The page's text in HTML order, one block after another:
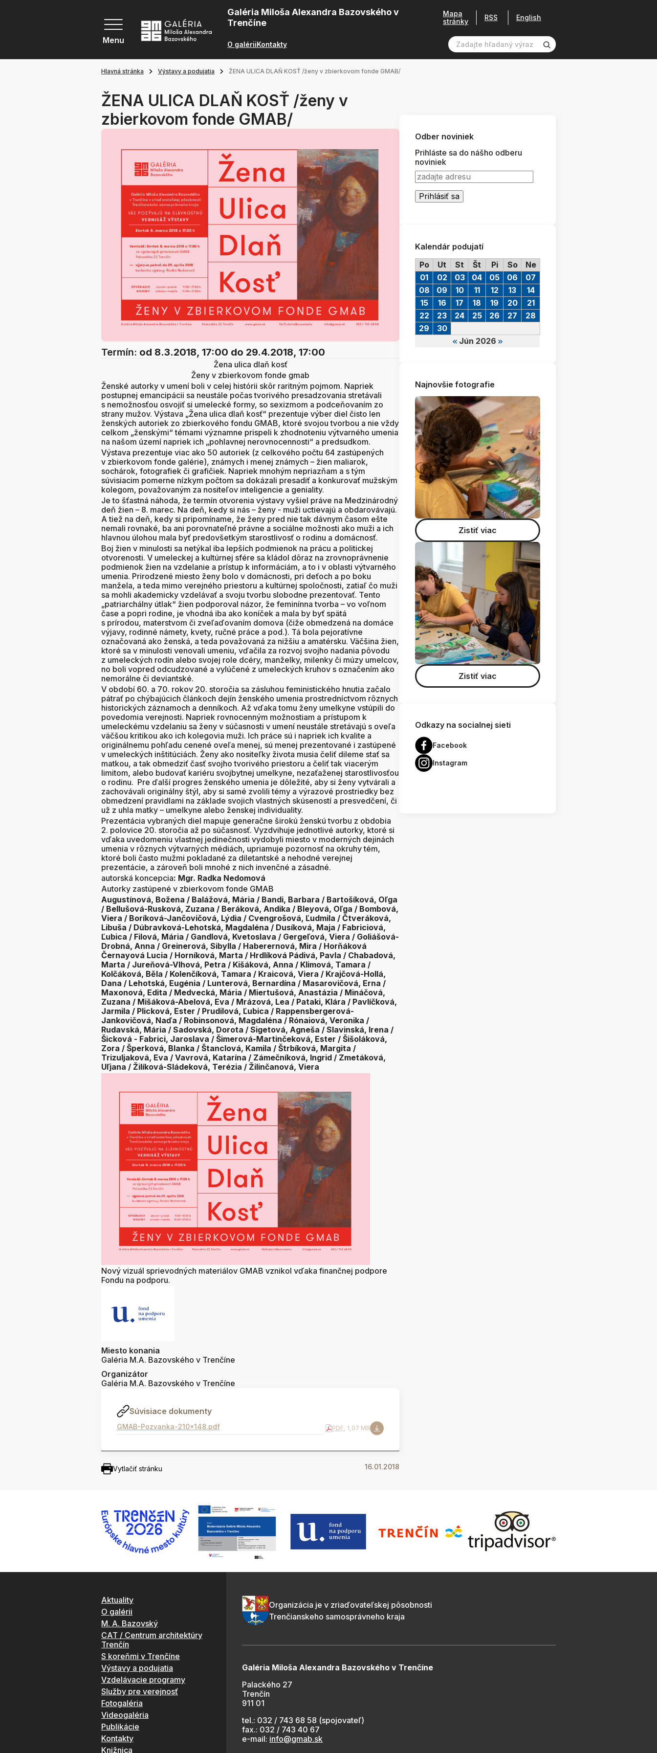
Menu
Galéria Miloša Alexandra Bazovského v
Trenčíne
O galériiKontakty
Mapa
stránky
RSS English
Hlavná stránka Výstavy a podujatia ŽENA ULICA DLAŇ KOSŤ /ženy v zbierkovom fonde GMAB/
ŽENA ULICA DLAŇ KOSŤ /ženy v
zbierkovom fonde GMAB/
Termín: od 8.3.2018, 17:00 do 29.4.2018, 17:00
Žena ulica dlaň kosť
Ženy v zbierkovom fonde gmab
Ženské autorky v umení boli v celej histórii skôr raritným pojmom. Napriek
postupnej emancipácii sa neustále počas tvorivého presadzovania stretávali
s nemožnosťou osvojiť si umelecké formy, so sexizmom a podceňovaním zo
strany mužov. Výstava „Žena ulica dlaň kosť“ prezentuje výber diel čisto len
ženských autoriek zo zbierkového fondu GMAB, ktoré svojou tvorbou a nie vždy
celkom „ženskými“ témami významne prispeli k zhodnoteniu výtvarného umenia
na našom území napriek ich „pohlavnej nerovnocennosti“ a predsudkom.
Výstava prezentuje viac ako 50 autoriek (z celkového počtu 64 zastúpených
v zbierkovom fonde galérie), známych i menej známych – žien maliarok,
sochárok, fotografiek či grafičiek. Napriek mnohým nepriazňam a s tým
súvisiacim pomerne nízkym počtom sa dokázali presadiť a konkurovať mužským
kolegom, považovaným za nositeľov inteligencie a geniality.
Je to šťastná náhoda, že termín otvorenia výstavy vyšiel práve na Medzinárodný
deň žien – 8. marec. Na deň, kedy si nás – ženy - muži uctievajú a obdarovávajú.
A tiež na deň, kedy si pripomíname, že ženy pred nie tak dávnym časom ešte
nemali rovnaké, ba ani porovnateľné právne a sociálne možnosti ako muži a ich
hlavnou úlohou mala byť predovšetkým starostlivosť o rodinu a domácnosť.
Boj žien v minulosti sa netýkal iba lepších podmienok na prácu a politickej
otvorenosti. V umeleckej a kultúrnej sfére sa kládol dôraz na zrovnoprávnenie
podmienok žien na vzdelanie a prístup k informáciám, a to i v oblasti výtvarného
umenia. Prirodzené miesto ženy bolo v domácnosti, pri deťoch a po boku
manžela, a teda mimo verejného priestoru a kultúrnej spoločnosti, zatiaľ čo muži
sa mohli akademicky vzdelávať a svoju tvorbu slobodne prezentovať. Tento
„patriarchálny útlak“ žien podporoval názor, že feminínna tvorba – vo voľnom
čase a popri rodine, je vhodná iba ako koníček a mala by byť spätá
s prírodou, materstvom či zveľaďovaním domova (čiže obmedzená na domáce
výjavy, rodinné námety, kvety, ručné práce a pod.). Tá bola pejoratívne
označovaná ako ženská, a teda považovaná za nižšiu a amatérsku. Väčšina žien,
ktoré sa v minulosti venovali umeniu, vďačila za rozvoj svojho nadania pôvodu
z umeleckých rodín alebo svojej role dcéry, manželky, milenky či múzy umelcov,
no boli vopred odcudzované a vylúčené z umeleckých kruhov s označením ako
nemorálne či deviantské.
V období 60. a 70. rokov 20. storočia sa zásluhou feministického hnutia začalo
pátrať po chýbajúcich článkoch dejín ženského umenia prostredníctvom rôznych
historických záznamoch a denníkoch. Až vďaka tomu ženy umelkyne vstúpili do
povedomia verejnosti. Napriek rovnocenným možnostiam a prístupom k
umeleckému vzdelaniu sa ženy v súčasnosti v umení neustále stretávajú s oveľa
väčšou kritikou ako ich kolegovia muži. Ich práce sú i napriek ich kvalite a
originálnemu pohľadu cenené oveľa menej, sú menej prezentované i zastúpené
v umeleckých inštitúciách. Ženy ako nositeľky života musia čeliť dileme stať sa
matkou, a tak obmedziť časť svojho tvorivého priestoru a čeliť tak viacerým
limitom, alebo budovať kariéru svojbytnej umelkyne, nezaťaženej starostlivosťou
o rodinu. Pre ďalší progres ženského umenia je dôležité, aby si ženy vytvárali a
zachovávali originálny štýl, aby si samé zvolili témy a výrazové prostriedky bez
obmedzení pravidlami na základe svojich vlastných skúseností a presvedčení, či
už z uhla matky – umelkyne alebo ženskej individuality.
Prezentácia vybraných diel mapuje generačne širokú ženskú tvorbu z obdobia
2. polovice 20. storočia až po súčasnosť. Vyzdvihuje jednotlivé autorky, ktoré si
vďaka uvedomeniu vlastnej jedinečnosti vydobyli miesto v moderných dejinách
umenia v rôznych výtvarných médiách, upriamuje pozornosť na okruhy tém,
ktoré boli často mužmi pokladané za diletantské a nehodné verejnej
prezentácie, a zároveň boli mnohé z nich invenčné a zásadné.
autorská koncepcia: Mgr. Radka Nedomová
Autorky zastúpené v zbierkovom fonde GMAB
Augustínová, Božena / Balážová, Mária / Bandi, Barbara / Bartošíková, Oľga
/ Bellušová-Rusková, Zuzana / Beráková, Andika / Bleyová, Oľga / Bombová,
Viera / Boríková-Jančovičová, Lýdia / Cvengrošová, Ľudmila / Čtveráková,
Libuša / Dúbravková-Lehotská, Magdaléna / Dusíková, Maja / Fabriciová,
Ľubica / Filová, Mária / Gandlová, Kvetoslava / Gergeľová, Viera / Goliášová-
Drobná, Anna / Greinerová, Sibylla / Haberernová, Mira / Horňáková
Černayová Lucia / Horníková, Marta / Hrdlíková Pádivá, Pavla / Chabadová,
Marta / Jureňová-Vlhová, Petra / Kišáková, Anna / Klimová, Tamara /
Kolčáková, Běla / Kolenčíková, Tamara / Kraicová, Viera / Krajčová-Hollá,
Dana / Lehotská, Eugénia / Lunterová, Bernardína / Masarovičová, Erna /
Maxonová, Edita / Medvecká, Mária / Miertušová, Anastázia / Mináčová,
Zuzana / Mišáková-Abelová, Eva / Mrázová, Lea / Pataki, Klára / Pavlíčková,
Jarmila / Plicková, Ester / Prudilová, Ľubica / Rappensbergerová-
Jankovičová, Naďa / Robinsonová, Magdaléna / Rónaiová, Veronika /
Rudavská, Mária / Sadovská, Dorota / Sigetová, Agneša / Slavinská, Irena /
Šicková - Fabrici, Jaroslava / Šimerová-Martinčeková, Ester / Šišoláková,
Zora / Šperková, Blanka / Štanclová, Kamila / Štrbíková, Margita /
Trizuljaková, Eva / Vavrová, Katarína / Zámečníková, Ingrid / Zmetáková,
Uľjana / Žilíková-Sládeková, Terézia / Žilinčanová, Viera
Nový vizuál sprievodných materiálov GMAB vznikol vďaka finančnej podpore
Fondu na podporu.
Miesto konania
Galéria M.A. Bazovského v Trenčíne
Organizátor
Galéria M.A. Bazovského v Trenčíne
Súvisiace dokumenty
GMAB-Pozvanka-210x148.pdf PDF, 1,07 MB
Vytlačiť stránku 16.01.2018
Odber noviniek
Prihláste sa do nášho odberu
noviniek
Kalendár podujatí
Po
Ut St Št Pi So Ne
Jún 2026
01 02 03 04 05 06
07
08
09 10 11 12 13
14
15
16 17 18 19 20
21
22
23 24 25 26 27
28
29
30
Najnovšie fotografie
Zistiť viac
Zistiť viac
Odkazy na socialnej sieti
Facebook
Instagram
Aktuality
O galérii
M. A. Bazovský
CAT / Centrum architektúry
Trenčín
S koreňmi v Trenčíne
Výstavy a podujatia
Vzdelávacie programy
Služby pre verejnosť
Fotogaléria
Videogaléria
Publikácie
Kontakty
Knižnica
Organizácia je v zriaďovateľskej pôsobnosti
Trenčianskeho samosprávneho kraja
Galéria Miloša Alexandra Bazovského v Trenčíne
Palackého 27
Trenčín
911 01
tel.: 032 / 743 68 58 (spojovateľ)
fax.: 032 / 743 40 67
e-mail: info@gmab.sk